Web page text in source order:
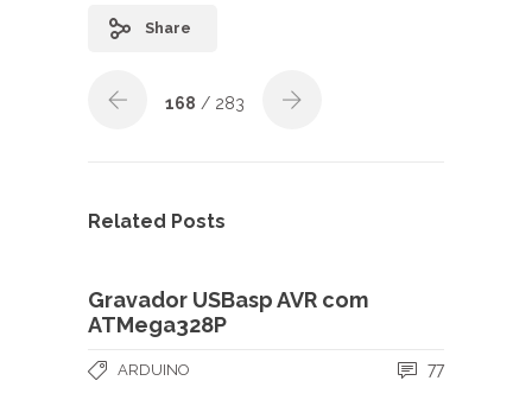
Share
168 / 283
Related Posts
Gravador USBasp AVR com
ATMega328P
ARDUINO 77